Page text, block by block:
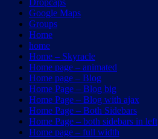
Dropcaps
Google Maps
Groups
Home
home
Home – Skyracle
Home page – animated
Home page – Blog
Home Page – Blog big
Home Page – Blog with ajax
Home Page – Both Sidebars
Home Page – both sidebars in left
Home page – full width